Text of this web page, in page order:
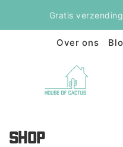
Gratis
Over ons
SHOP